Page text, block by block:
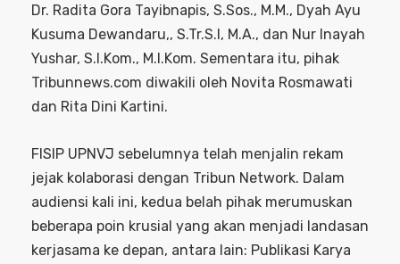
Dr. Radita Gora Tayibnapis, S.Sos., M.M., Dyah Ayu
Kusuma Dewandaru,, S.Tr.S.I, M.A., dan Nur Inayah
Yushar, S.I.Kom., M.I.Kom. Sementara itu, pihak
Tribunnews.com diwakili oleh Novita Rosmawati
dan Rita Dini Kartini.
FISIP UPNVJ sebelumnya telah menjalin rekam
jejak kolaborasi dengan Tribun Network. Dalam
audiensi kali ini, kedua belah pihak merumuskan
beberapa poin krusial yang akan menjadi landasan
kerjasama ke depan, antara lain: Publikasi Karya